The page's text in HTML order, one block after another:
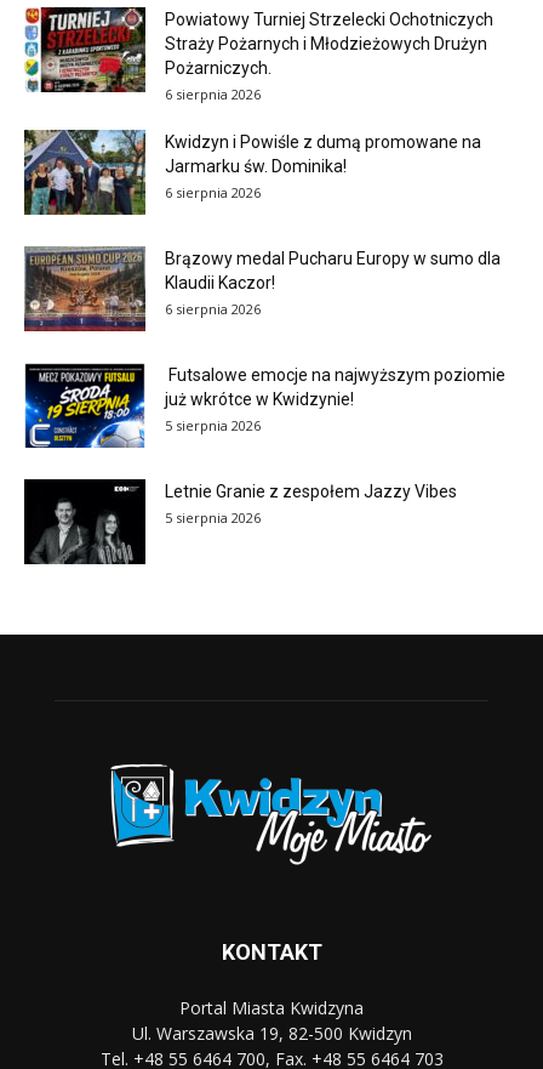
Powiatowy Turniej Strzelecki Ochotniczych
Straży Pożarnych i Młodzieżowych Drużyn
Pożarniczych.
6 sierpnia 2026
Kwidzyn i Powiśle z dumą promowane na
Jarmarku św. Dominika!
6 sierpnia 2026
Brązowy medal Pucharu Europy w sumo dla
Klaudii Kaczor!
6 sierpnia 2026
Futsalowe emocje na najwyższym poziomie
już wkrótce w Kwidzynie!
5 sierpnia 2026
Letnie Granie z zespołem Jazzy Vibes
5 sierpnia 2026
KONTAKT
Portal Miasta Kwidzyna
Ul. Warszawska 19, 82-500 Kwidzyn
Tel. +48 55 6464 700, Fax. +48 55 6464 703